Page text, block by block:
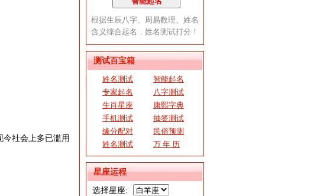
测试百宝箱
姓名测试
智能起名
专家起名
八字测试
生肖星座
康熙字典
手机测试
抽签测试
缘分配对
民俗预测
姓名测试
万 年 历
星座运程
选择星座:
今社会上多已滥用